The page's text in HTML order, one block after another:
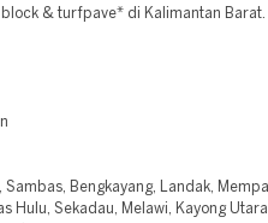
& turfpave* di Kalimantan Barat.
Sambas, Bengkayang, Landak,
Hulu, Sekadau, Melawi, Kayong